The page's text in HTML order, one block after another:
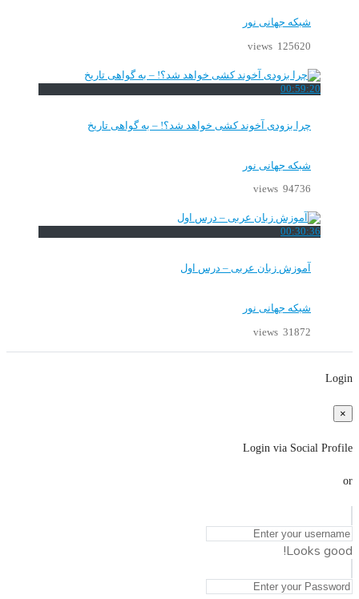
شبکه جهانی نور
125620 views
00:59:20
چرا بزودی آخوند کشی خواهد شد؟! – به گواهی تاریخ
شبکه جهانی نور
94736 views
00:30:36
آموزش زبان عربی – درس اول
شبکه جهانی نور
31872 views
Login
×
Login via Social Profile
or
Looks good!